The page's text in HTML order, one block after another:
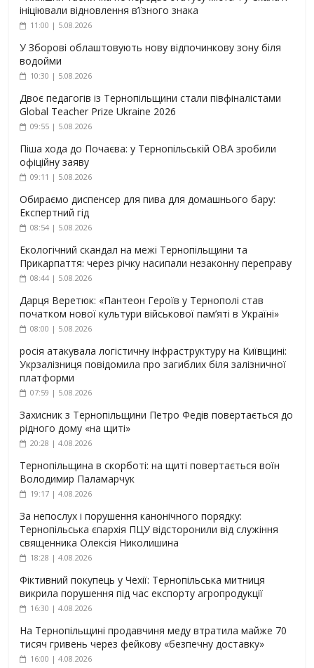
ініціювали відновлення в’їзного знака
11:00 | 5.08.2026
У Зборові облаштовують нову відпочинкову зону біля
водойми
10:30 | 5.08.2026
Двоє педагогів із Тернопільщини стали півфіналістами
Global Teacher Prize Ukraine 2026
09:55 | 5.08.2026
Піша хода до Почаєва: у Тернопільській ОВА зробили
офіційну заяву
09:11 | 5.08.2026
Обираємо диспенсер для пива для домашнього бару:
Експертний гід
08:54 | 5.08.2026
Екологічний скандал на межі Тернопільщини та
Прикарпаття: через річку насипали незаконну переправу
08:44 | 5.08.2026
Дарця Веретюк: «Пантеон Героїв у Тернополі став
початком нової культури військової пам’яті в Україні»
08:00 | 5.08.2026
росія атакувала логістичну інфраструктуру на Київщині:
Укрзалізниця повідомила про загиблих біля залізничної
платформи
07:59 | 5.08.2026
Захисник з Тернопільщини Петро Федів повертається до
рідного дому «на щиті»
20:28 | 4.08.2026
Тернопільщина в скорботі: на щиті повертається воїн
Володимир Паламарчук
19:17 | 4.08.2026
За непослух і порушення канонічного порядку:
Тернопільська єпархія ПЦУ відсторонили від служіння
священника Олексія Николишина
18:28 | 4.08.2026
Фіктивний покупець у Чехії: Тернопільська митниця
викрила порушення під час експорту агропродукції
16:30 | 4.08.2026
На Тернопільщині продавчиня меду втратила майже 70
тисяч гривень через фейкову «безпечну доставку»
16:00 | 4.08.2026